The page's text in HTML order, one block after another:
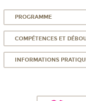
PROGRAMME
COMPÉTENCES ET
INFORMATIONS